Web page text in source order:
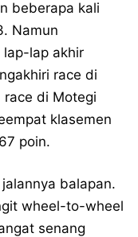
beberapa kali
Namun
lap-lap akhir
race di
di Motegi
klasemen
poin.
balapan.
wheel-to-wheel
senang